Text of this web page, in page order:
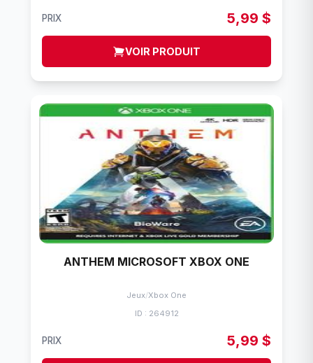
PRIX 5,99 $
VOIR PRODUIT
ANTHEM MICROSOFT XBOX ONE
Jeux/Xbox One
ID : 264912
PRIX 5,99 $